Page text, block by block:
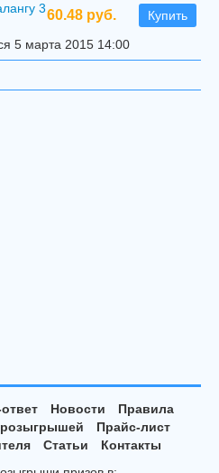
60.48 руб. Купить
3
5 марта 2015 14:00
Новости
Правила
Прайс-лист
Статьи
Контакты